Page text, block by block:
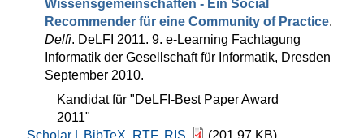
Wissensgemeinschaften - Ein Social
Recommender für eine Community of Practice.
Delfi. DeLFI 2011. 9. e-Learning Fachtagung
Informatik der Gesellschaft für Informatik, Dresden
September 2010.
Kandidat für "DeLFI-Best Paper Award
2011"
Scholar |
BibTeX RTF RIS (201.97 KB)